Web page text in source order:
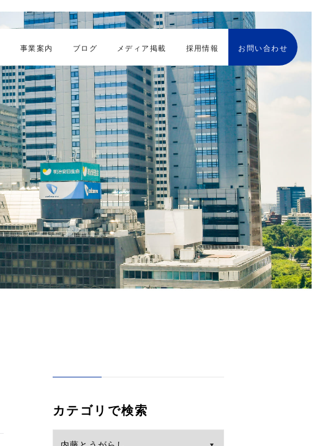
事業案内 ブログ メディア掲載 採用情報 お問い合わせ
カテゴリで検索